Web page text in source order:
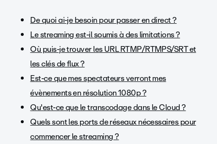
De quoi ai-je besoin pour passer en direct ?
Le streaming est-il soumis à des limitations ?
Où puis-je trouver les URL RTMP/RTMPS/SRT et
les clés de flux ?
Est-ce que mes spectateurs verront mes
évènements en résolution 1080p ?
Qu'est-ce que le transcodage dans le Cloud ?
Quels sont les ports de réseaux nécessaires pour
commencer le streaming ?